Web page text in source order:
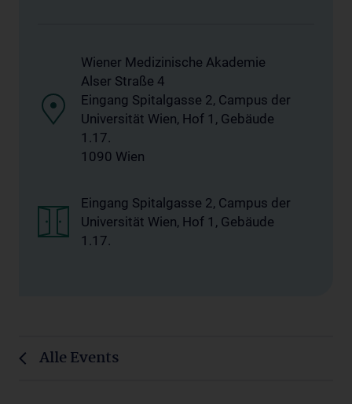
Wiener Medizinische Akademie
Alser Straße 4
Eingang Spitalgasse 2, Campus der
Universität Wien, Hof 1, Gebäude
1.17.
1090 Wien
Eingang Spitalgasse 2, Campus der
Universität Wien, Hof 1, Gebäude
1.17.
Alle Events